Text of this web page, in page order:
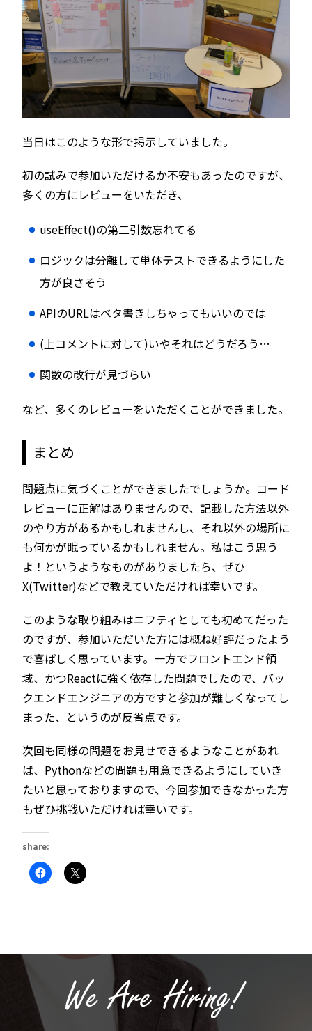
当日はこのような形で掲示していました。
初の試みで参加いただけるか不安もあったのですが、
多くの方にレビューをいただき、
useEffect()の第二引数忘れてる
ロジックは分離して単体テストできるようにした
方が良さそう
APIのURLはベタ書きしちゃってもいいのでは
(上コメントに対して)いやそれはどうだろう…
関数の改行が見づらい
など、多くのレビューをいただくことができました。
まとめ
問題点に気づくことができましたでしょうか。コード
レビューに正解はありませんので、記載した方法以外
のやり方があるかもしれませんし、それ以外の場所に
も何かが眠っているかもしれません。私はこう思う
よ！というようなものがありましたら、ぜひ
X(Twitter)などで教えていただければ幸いです。
このような取り組みはニフティとしても初めてだった
のですが、参加いただいた方には概ね好評だったよう
で喜ばしく思っています。一方でフロントエンド領
域、かつReactに強く依存した問題でしたので、バッ
クエンドエンジニアの方ですと参加が難しくなってし
まった、というのが反省点です。
次回も同様の問題をお見せできるようなことがあれ
ば、Pythonなどの問題も用意できるようにしていき
たいと思っておりますので、今回参加できなかった方
もぜひ挑戦いただければ幸いです。
share:
Facebook
で
リ
ク
リ
有
(新
い
ウ
ィ
ン